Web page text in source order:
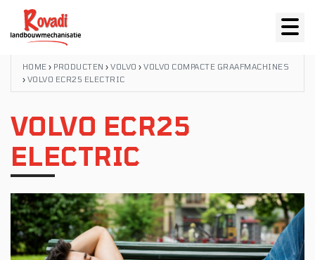
HOME › PRODUCTEN ›VOLVO ›VOLVO COMPACTE GRAAFMACHINES
› VOLVO ECR25 ELECTRIC
VOLVO ECR25
ELECTRIC